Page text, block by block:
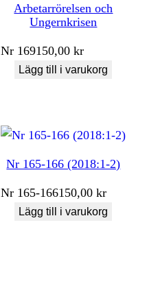
Arbetarrörelsen och
Ungernkrisen
Nr 169150,00kr
Lägg till i varukorg
Nr 165-166 (2018:1-2)
Nr 165-166150,00kr
Lägg till i varukorg